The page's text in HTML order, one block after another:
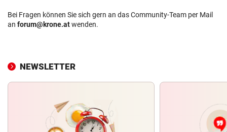
Bei Fragen können Sie sich gern an das Community-Team per Mail
an forum@krone.atwenden.
NEWSLETTER